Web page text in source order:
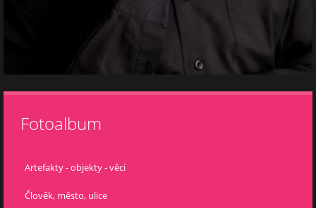
Fotoalbum
Artefakty - objekty - věci
Člověk, město, ulice